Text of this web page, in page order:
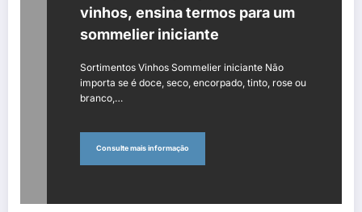
vinhos, ensina termos para um
sommelier iniciante
Sortimentos Vinhos Sommelier iniciante Não
importa se é doce, seco, encorpado, tinto, rose ou
branco,…
Consulte mais informação